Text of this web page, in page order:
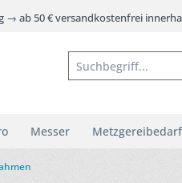
→ ab 50 € versandkostenfrei
Messer Metzgereibedarf